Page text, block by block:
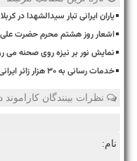
یاران ایرانی تبار سیدالشهدا در
اشعار روز هشتم محرم حضرت علی
نمایش نور بر نیزه روی صحنه می
خدمات رسانی به ۳۰ هزار زائر ایرانی در حج ۱۴۰۵
نظرات بینندگان
نام: